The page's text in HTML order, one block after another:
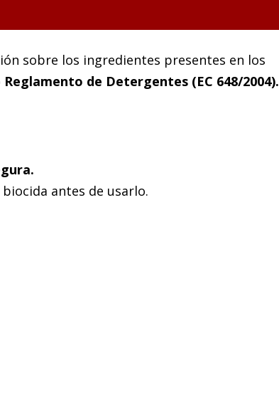
sobre los ingredientes presentes en los
Reglamento de Detergentes (EC 648/2004).
antes de usarlo.